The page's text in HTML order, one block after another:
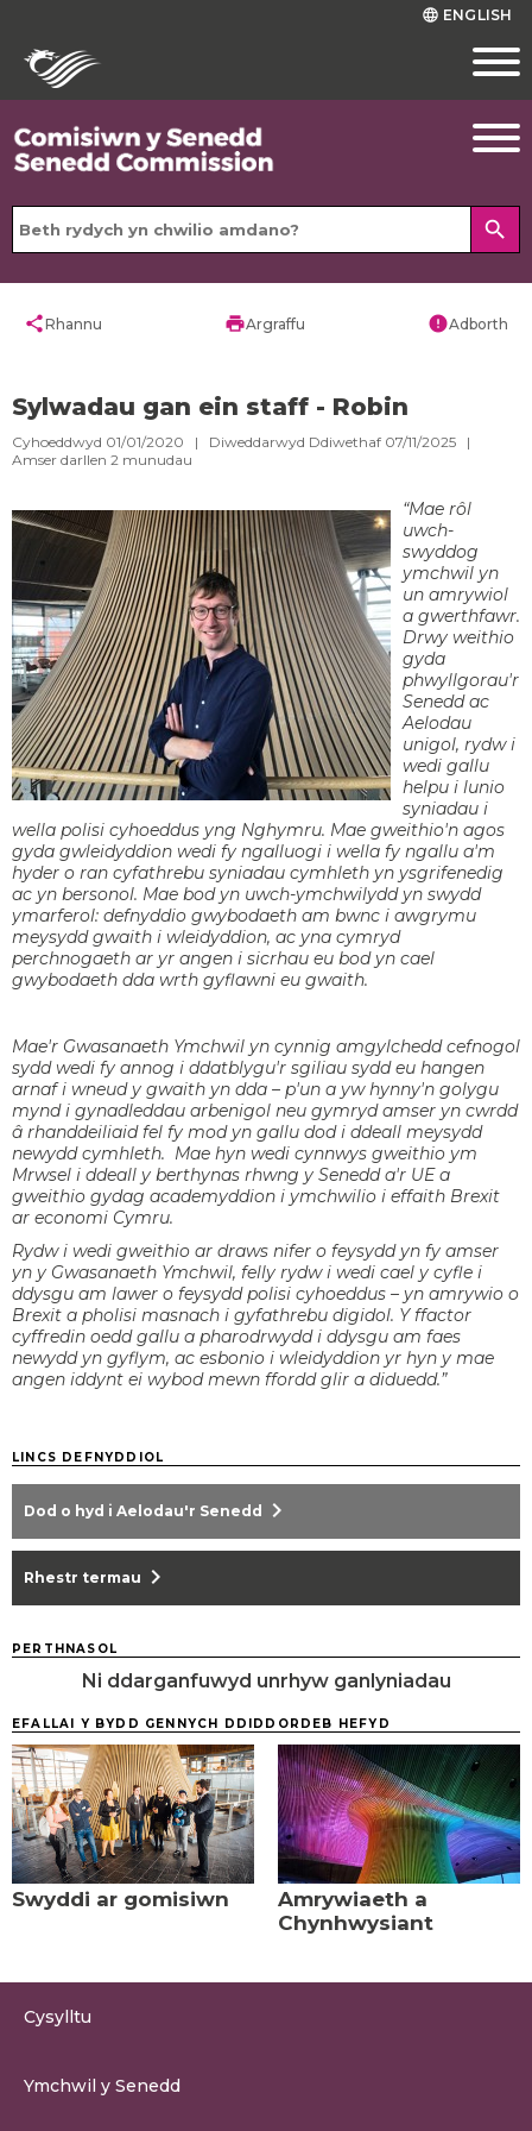
language ENGLISH
search
shareRhannu printArgraffu errorAdborth
Sylwadau gan ein staff - Robin
Cyhoeddwyd 01/01/2020 | Diweddarwyd Ddiwethaf 07/11/2025 |
Amser darllen 2 munudau
“Mae rôl
uwch-
swyddog
ymchwil yn
un amrywiol
a gwerthfawr.
Drwy weithio
gyda
phwyllgorau'r
Senedd ac
Aelodau
unigol, rydw i
wedi gallu
helpu i lunio
syniadau i
wella polisi cyhoeddus yng Nghymru. Mae gweithio'n agos
gyda gwleidyddion wedi fy ngalluogi i wella fy ngallu a'm
hyder o ran cyfathrebu syniadau cymhleth yn ysgrifenedig
ac yn bersonol. Mae bod yn uwch-ymchwilydd yn swydd
ymarferol: defnyddio gwybodaeth am bwnc i awgrymu
meysydd gwaith i wleidyddion, ac yna cymryd
perchnogaeth ar yr angen i sicrhau eu bod yn cael
gwybodaeth dda wrth gyflawni eu gwaith.
Mae'r Gwasanaeth Ymchwil yn cynnig amgylchedd cefnogol
sydd wedi fy annog i ddatblygu'r sgiliau sydd eu hangen
arnaf i wneud y gwaith yn dda – p'un a yw hynny'n golygu
mynd i gynadleddau arbenigol neu gymryd amser yn cwrdd
â rhanddeiliaid fel fy mod yn gallu dod i ddeall meysydd
newydd cymhleth. Mae hyn wedi cynnwys gweithio ym
Mrwsel i ddeall y berthynas rhwng y Senedd a'r UE a
gweithio gydag academyddion i ymchwilio i effaith Brexit
ar economi Cymru.
Rydw i wedi gweithio ar draws nifer o feysydd yn fy amser
yn y Gwasanaeth Ymchwil, felly rydw i wedi cael y cyfle i
ddysgu am lawer o feysydd polisi cyhoeddus – yn amrywio o
Brexit a pholisi masnach i gyfathrebu digidol. Y ffactor
cyffredin oedd gallu a pharodrwydd i ddysgu am faes
newydd yn gyflym, ac esbonio i wleidyddion yr hyn y mae
angen iddynt ei wybod mewn ffordd glir a diduedd.”
LINCS DEFNYDDIOL
Dod o hyd i Aelodau'r Senedd chevron_right
Rhestr termau chevron_right
PERTHNASOL
Ni ddarganfuwyd unrhyw ganlyniadau
EFALLAI Y BYDD GENNYCH DDIDDORDEB HEFYD
Swyddi ar gomisiwn
Amrywiaeth a
Chynhwysiant
Cysylltu
Ymchwil y Senedd